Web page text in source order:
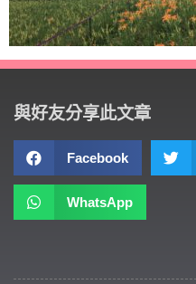
與好友分享此文章
Facebook
WhatsApp